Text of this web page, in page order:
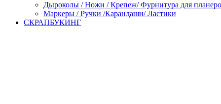
Дыроколы / Ножи / Крепеж/ Фурнитура для
Маркеры / Ручки /Карандаши/ Ластики
СКРАПБУКИНГ